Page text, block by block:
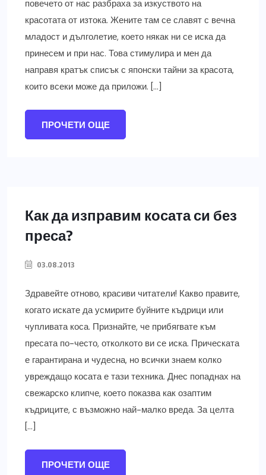
повечето от нас разбраха за изкуството на
красотата от изтока. Жените там се славят с вечна
младост и дълголетие, което някак ни се иска да
принесем и при нас. Това стимулира и мен да
направя кратък списък с японски тайни за красота,
които всеки може да приложи. […]
ПРОЧЕТИ ОЩЕ
Как да изправим косата си без
преса?
03.08.2013
Здравейте отново, красиви читатели! Какво правите,
когато искате да усмирите буйните къдрици или
чупливата коса. Признайте, че прибягвате към
пресата по-често, отколкото ви се иска. Прическата
е гарантирана и чудесна, но всички знаем колко
увреждащо косата е тази техника. Днес попаднах на
свежарско клипче, което показва как озаптим
къдриците, с възможно най-малко вреда. За целта
[…]
ПРОЧЕТИ ОЩЕ